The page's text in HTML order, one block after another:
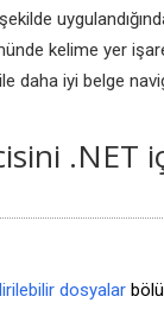
kelime yer
daha iyi belge
.NET
dosyalar